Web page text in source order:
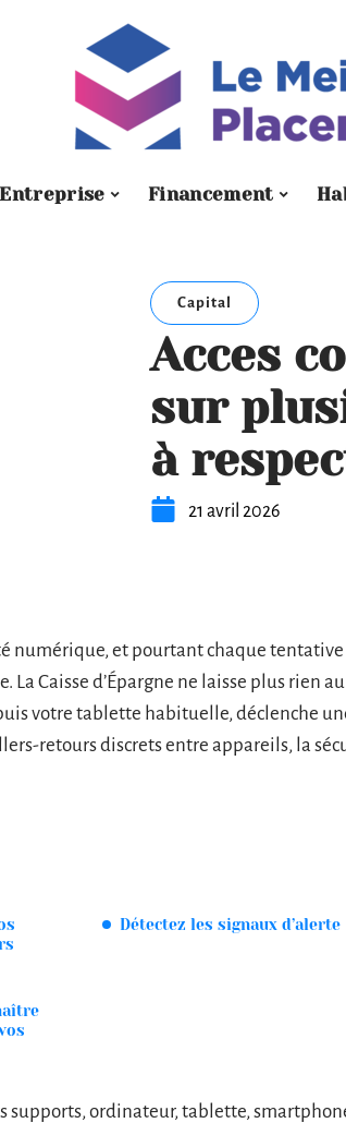
Entreprise Financement
Capital
Acces
sur
à
21 avril 2026
numérique, et pourtant chaque tentative
Caisse d’Épargne ne laisse plus rien
votre tablette habituelle, déclenche
retours discrets entre appareils, la
Détectez les signaux d’alerte
ordinateur, tablette,